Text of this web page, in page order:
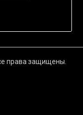
права защищены.